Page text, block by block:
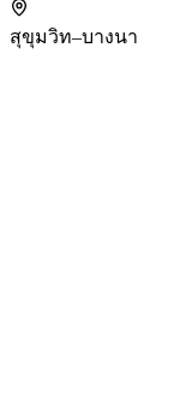
สุขุมวิท–บางนา